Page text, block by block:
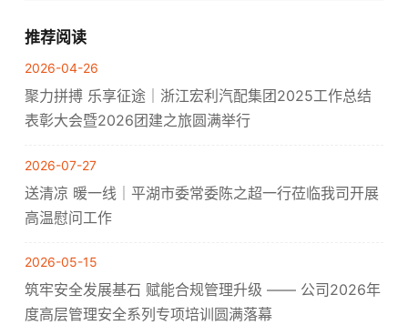
推荐阅读
2026-04-26
聚力拼搏 乐享征途｜浙江宏利汽配集团2025工作总结
表彰大会暨2026团建之旅圆满举行
2026-07-27
送清凉 暖一线｜平湖市委常委陈之超一行莅临我司开展
高温慰问工作
2026-05-15
筑牢安全发展基石 赋能合规管理升级 —— 公司2026年
度高层管理安全系列专项培训圆满落幕